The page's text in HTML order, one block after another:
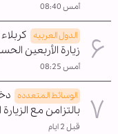
أمس 08:40
الدول العربیه
زيارة الأربعين
أمس 08:25
الوسائط المتعدده
بالتزامن مع الزيارة
قبل 2 ايام